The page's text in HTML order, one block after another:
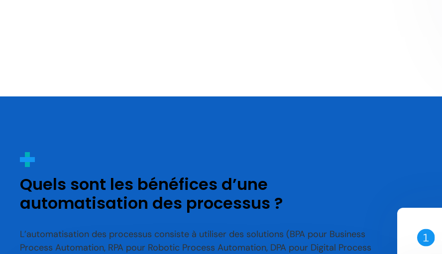
Quels sont les bénéfices d’une
automatisation des processus ?
L’automatisation des processus consiste à utiliser des solutions (BPA pour Business
Process Automation, RPA pour Robotic Process Automation, DPA pour Digital Process